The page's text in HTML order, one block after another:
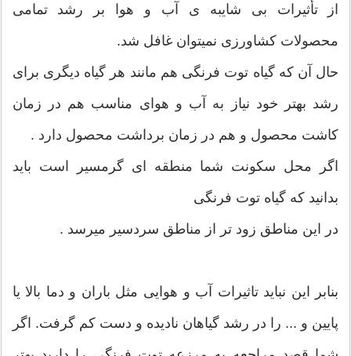
از تأثیرات بی شایبه ی آب و هوا بر رشد تمامی
محصولات کشاورزی نمیتوان غافل شد.
حال آن که گیاه توت فرنگی هم مانند هر گیاه دیگری برای
رشد بهتر خود نیاز به آب و هوای مناسب هم در زمان
کاشت محصول و هم در زمان برداشت محصول دارد .
اگر محل سکونت شما منطقه ای گرمسیر است باید
بدانید که گیاه توت فرنگی
در این مناطق زود تر از مناطق سردسیر میرسد .
بنابر این نباید تاثیرات آب و هوایی مثل باران و دما بالا یا
پایین و ... را در رشد گیاهان نادیده و دست کم گرفت. اگر